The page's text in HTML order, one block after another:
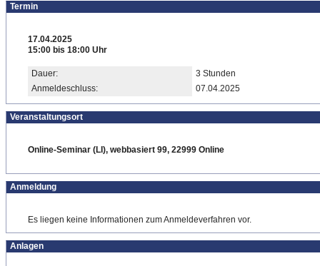
Termin
17.04.2025
15:00 bis 18:00 Uhr
Dauer:
3 Stunden
Anmeldeschluss:
07.04.2025
Veranstaltungsort
Online-Seminar (LI), webbasiert 99, 22999 Online
Anmeldung
Es liegen keine Informationen zum Anmeldeverfahren vor.
Anlagen